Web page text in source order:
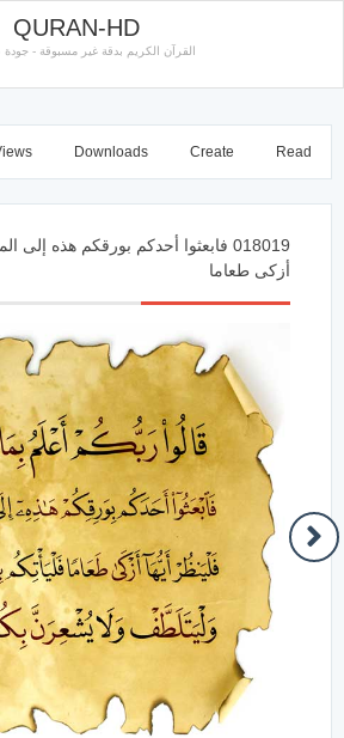
QURAN-HD
القرآن الكريم بدقة غير مسبوقة - جودة
Views Downloads Create Read
018019 فابعثوا أحدكم بورقكم هذه إلى
أزكى طعاما